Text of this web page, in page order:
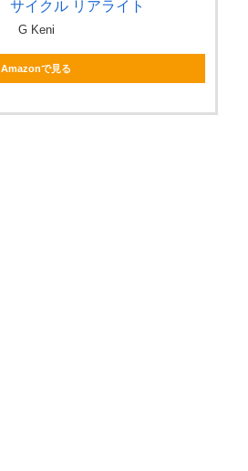
サイクル リアライト
G Keni
Amazonで見る